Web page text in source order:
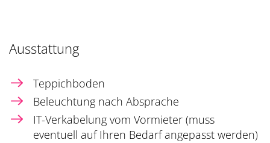
Ausstattung
Teppichboden
Beleuchtung nach Absprache
IT-Verkabelung vom Vormieter (muss
eventuell auf Ihren Bedarf angepasst werden)